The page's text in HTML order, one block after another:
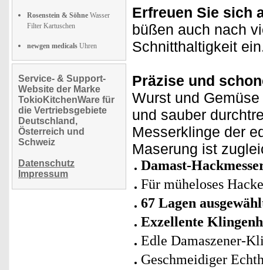
Rosenstein & Söhne Wasser
Filter Kartuschen
newgen medicals Uhren
Service- & Support-
Website der Marke
TokioKitchenWare für
die Vertriebsgebiete
Deutschland,
Österreich und
Schweiz
Datenschutz
Impressum
Erfreuen Sie sich
büßen auch nach
Schnitthaltigkeit
Präzise und
Wurst und
und sauber
Messerklinge der
Maserung ist
Damast-
Für müheloses
67 Lagen
Exzellente
Edle Damaszener-
Geschmeidiger